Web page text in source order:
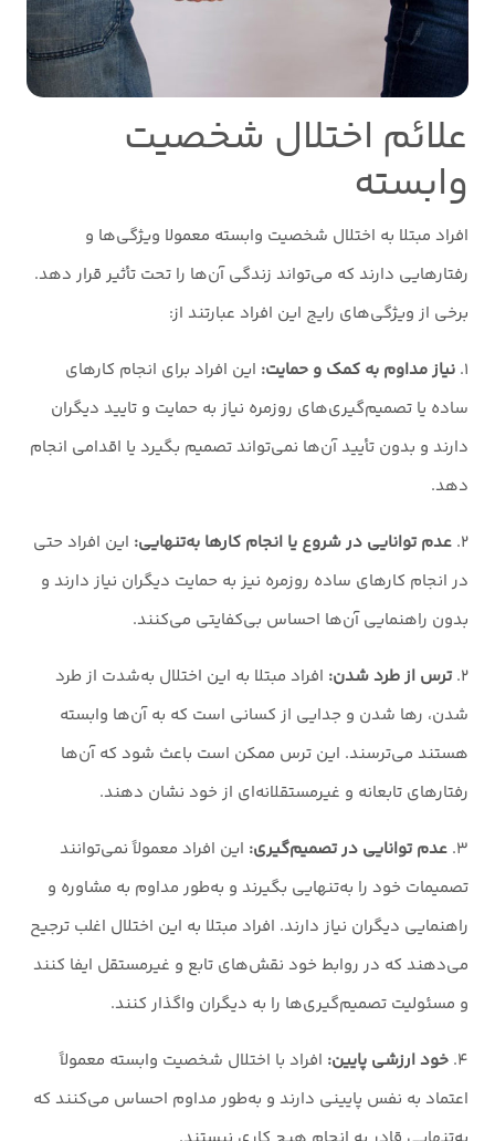
علائم اختلال شخصیت
وابسته
افراد مبتلا به اختلال شخصیت وابسته معمولا ویژگی‌ها و
رفتارهایی دارند که می‌تواند زندگی آن‌ها را تحت تأثیر قرار دهد.
برخی از ویژگی‌های رایج این افراد عبارتند از:
۱. نیاز مداوم به کمک و حمایت: این افراد برای انجام کارهای
ساده یا تصمیم‌گیری‌های روزمره نیاز به حمایت و تایید دیگران
دارند و بدون تأیید آن‌ها نمی‌تواند تصمیم بگیرد یا اقدامی انجام
دهد.
۲. عدم توانایی در شروع یا انجام کارها به‌تنهایی: این افراد حتی
در انجام کارهای ساده روزمره نیز به حمایت دیگران نیاز دارند و
بدون راهنمایی آن‌ها احساس بی‌کفایتی می‌کنند.
۲. ترس از طرد شدن: افراد مبتلا به این اختلال به‌شدت از طرد
شدن، رها شدن و جدایی از کسانی است که به آن‌ها وابسته
هستند می‌ترسند. این ترس ممکن است باعث شود که آن‌ها
رفتارهای تابعانه و غیرمستقلانه‌ای از خود نشان دهند.
۳. عدم توانایی در تصمیم‌گیری: این افراد معمولاً نمی‌توانند
تصمیمات خود را به‌تنهایی بگیرند و به‌طور مداوم به مشاوره و
راهنمایی دیگران نیاز دارند. افراد مبتلا به این اختلال اغلب ترجیح
می‌دهند که در روابط خود نقش‌های تابع و غیرمستقل ایفا کنند
و مسئولیت تصمیم‌گیری‌ها را به دیگران واگذار کنند.
۴. خود ارزشی پایین: افراد با اختلال شخصیت وابسته معمولاً
اعتماد به نفس پایینی دارند و به‌طور مداوم احساس می‌کنند که